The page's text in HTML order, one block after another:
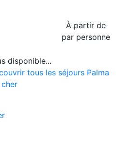
À partir de
par personne
disponible...
tous les séjours Palma